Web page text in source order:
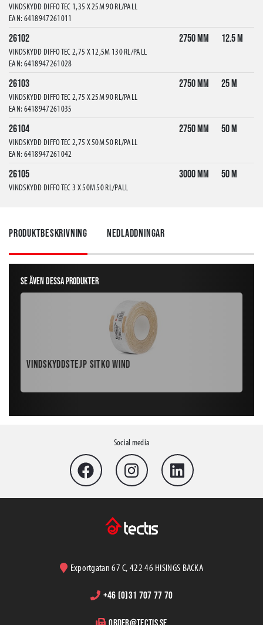
VINDSKYDD DIFFO TEC 1,35 X 25M 90 RL/PALL
EAN: 6418947261011
26102
VINDSKYDD DIFFO TEC 2,75 X 12,5M 130 RL/PALL
EAN: 6418947261028
2750 mm 12.5 m
26103
VINDSKYDD DIFFO TEC 2,75 X 25M 90 RL/PALL
EAN: 6418947261035
2750 mm 25 m
26104
VINDSKYDD DIFFO TEC 2,75 X 50M 50 RL/PALL
EAN: 6418947261042
2750 mm 50 m
26105
VINDSKYDD DIFFO TEC 3 X 50M 50 RL/PALL
3000 mm 50 m
Produktbeskrivning Nedladdningar
Se även dessa produkter
Vindskyddstejp Sitko Wind
Social media
Exportgatan 67 C, 422 46 HISINGS BACKA
+46 (0)31 707 77 70
order@tectis.se